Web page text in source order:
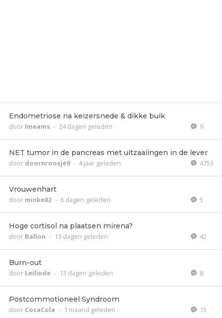
Endometriose na keizersnede & dikke buik
door Imeams - 24 dagen geleden 9
NET tumor in de pancreas met uitzaaiingen in de lever
door doornroosje9 - 4 jaar geleden 4753
Vrouwenhart
door minke82 - 6 dagen geleden 5
Hoge cortisol na plaatsen mirena?
door Ballon - 13 dagen geleden 42
Burn-out
door Leilinde - 13 dagen geleden 8
Postcommotioneel Syndroom
door CocaCola - 1 maand geleden 15